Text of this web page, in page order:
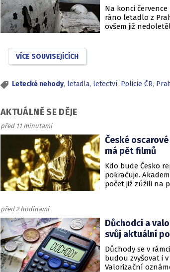
Na konci
ráno letadlo z
ovšem již
VÍCE SOUVISEJÍCÍCH
Letecké nehody, letadla, letectví, Policie ČR,
AKTUÁLNĚ SE DĚJE
před 11 minutami
České
má pět filmů
Kdo bude Česko
pokračuje.
počet již zúžili na
před 2 hodinami
Důchodci a
svůj aktuální
Důchody se v
budou zvyšovat i
Valorizační